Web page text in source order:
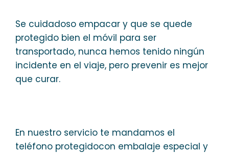
Se cuidadoso empacar y que se quede
protegido bien el móvil para ser
transportado, nunca hemos tenido ningún
incidente en el viaje, pero prevenir es mejor
que curar.
En nuestro servicio te mandamos el
teléfono protegidocon embalaje especial y